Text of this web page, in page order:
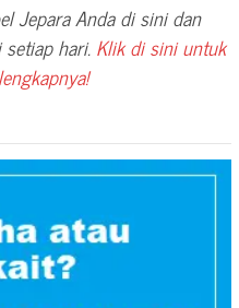
Jepara Anda di sini dan
hari. Klik di sini untuk